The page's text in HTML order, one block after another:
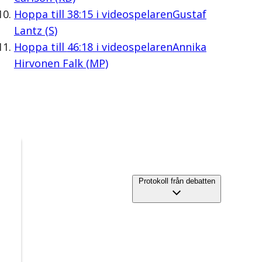
Hoppa till 38:15i videospelarenGustaf
Lantz (S)
Hoppa till 46:18i videospelarenAnnika
Hirvonen Falk (MP)
Protokoll från debatten